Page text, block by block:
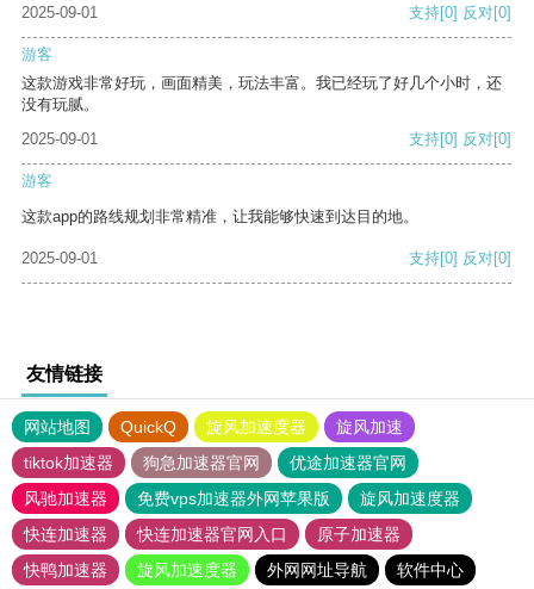
2025-09-01
支持[0] 反对[0]
游客
这款游戏非常好玩，画面精美，玩法丰富。我已经玩了好几个小时，还
没有玩腻。
2025-09-01
支持[0] 反对[0]
游客
这款app的路线规划非常精准，让我能够快速到达目的地。
2025-09-01 支持[0] 反对[0]
友情链接
网站地图 QuickQ 旋风加速度器
旋风加速
tiktok加速器
狗急加速器官网
优途加速器官网
风驰加速器
免费vps加速器外网苹果版
旋风加速度器
快连加速器
快连加速器官网入口
原子加速器
快鸭加速器
旋风加速度器 外网网址导航 软件中心